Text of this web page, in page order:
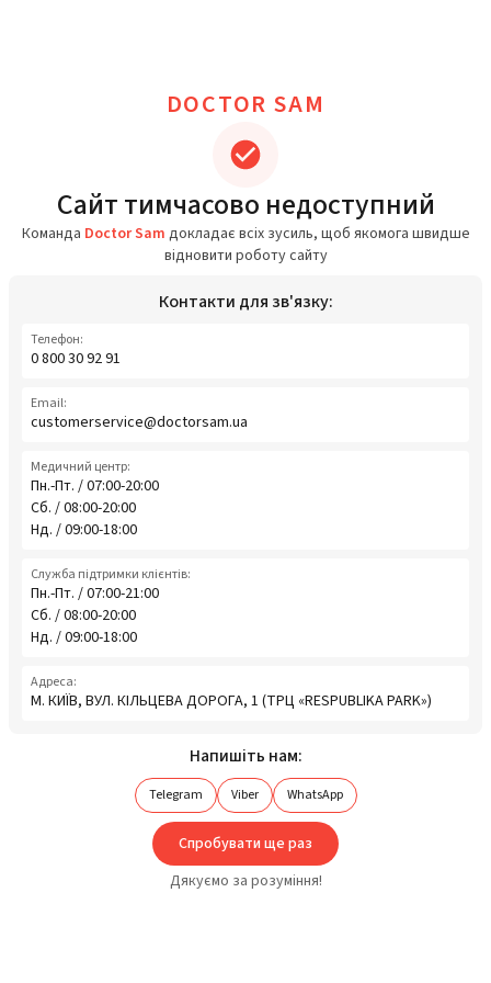
DOCTOR SAM
Сайт тимчасово недоступний
Команда Doctor Sam докладає всіх зусиль, щоб якомога швидше
відновити роботу сайту
Контакти для зв'язку:
Телефон:
0 800 30 92 91
Email:
customerservice@doctorsam.ua
Медичний центр:
Пн.-Пт. / 07:00-20:00
Сб. / 08:00-20:00
Нд. / 09:00-18:00
Служба підтримки клієнтів:
Пн.-Пт. / 07:00-21:00
Сб. / 08:00-20:00
Нд. / 09:00-18:00
Адреса:
М. КИЇВ, ВУЛ. КІЛЬЦЕВА ДОРОГА, 1 (ТРЦ «RESPUBLIKA PARK»)
Напишіть нам:
Telegram Viber WhatsApp
Спробувати ще раз
Дякуємо за розуміння!